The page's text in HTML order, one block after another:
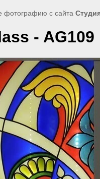
фотографию с сайта
- AG109